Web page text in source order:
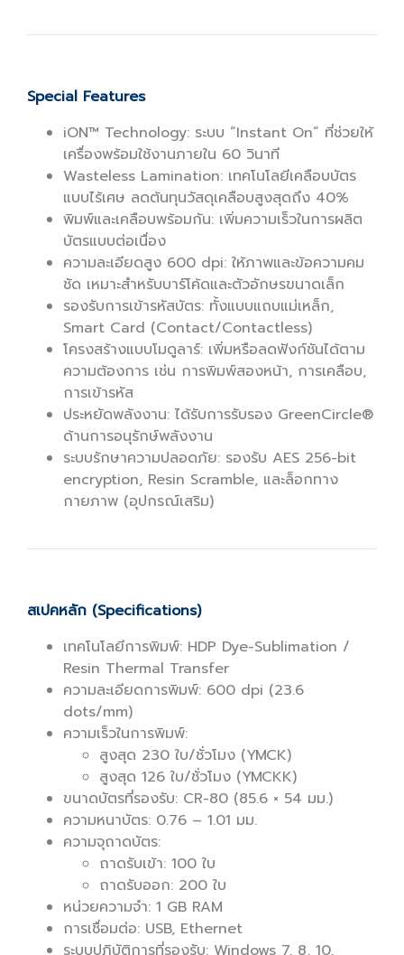
Special Features
iON™ Technology: ระบบ “Instant On” ที่ช่วยให้
เครื่องพร้อมใช้งานภายใน 60 วินาที
Wasteless Lamination: เทคโนโลยีเคลือบบัตร
แบบไร้เศษ ลดต้นทุนวัสดุเคลือบสูงสุดถึง 40%
พิมพ์และเคลือบพร้อมกัน: เพิ่มความเร็วในการผลิต
บัตรแบบต่อเนื่อง
ความละเอียดสูง 600 dpi: ให้ภาพและข้อความคม
ชัด เหมาะสำหรับบาร์โค้ดและตัวอักษรขนาดเล็ก
รองรับการเข้ารหัสบัตร: ทั้งแบบแถบแม่เหล็ก,
Smart Card (Contact/Contactless)
โครงสร้างแบบโมดูลาร์: เพิ่มหรือลดฟังก์ชันได้ตาม
ความต้องการ เช่น การพิมพ์สองหน้า, การเคลือบ,
การเข้ารหัส
ประหยัดพลังงาน: ได้รับการรับรอง GreenCircle®
ด้านการอนุรักษ์พลังงาน
ระบบรักษาความปลอดภัย: รองรับ AES 256-bit
encryption, Resin Scramble, และล็อกทาง
กายภาพ (อุปกรณ์เสริม)
สเปคหลัก (Specifications)
เทคโนโลยีการพิมพ์: HDP Dye-Sublimation /
Resin Thermal Transfer
ความละเอียดการพิมพ์: 600 dpi (23.6
dots/mm)
ความเร็วในการพิมพ์:
สูงสุด 230 ใบ/ชั่วโมง (YMCK)
สูงสุด 126 ใบ/ชั่วโมง (YMCKK)
ขนาดบัตรที่รองรับ: CR-80 (85.6 × 54 มม.)
ความหนาบัตร: 0.76 – 1.01 มม.
ความจุถาดบัตร:
ถาดรับเข้า: 100 ใบ
ถาดรับออก: 200 ใบ
หน่วยความจำ: 1 GB RAM
การเชื่อมต่อ: USB, Ethernet